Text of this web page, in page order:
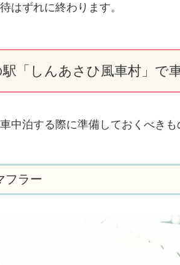
はずれに終わります。
「しんあさひ風車村」で
中泊する際に準備しておくべきも
フラー